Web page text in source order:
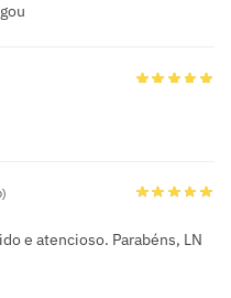
e atencioso. Parabéns, LN